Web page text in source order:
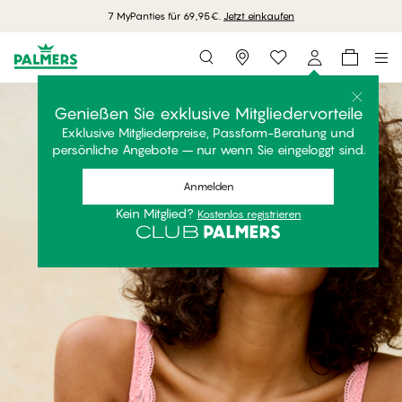
7 MyPanties für 69,95€. Jetzt einkaufen
Storefinder
Genießen Sie exklusive Mitgliedervorteile
Exklusive Mitgliederpreise, Passform-Beratung und
persönliche Angebote – nur wenn Sie eingeloggt sind.
Anmelden
Kein Mitglied? Kostenlos registrieren